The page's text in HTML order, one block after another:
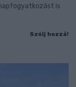
is
Szólj hozzá!